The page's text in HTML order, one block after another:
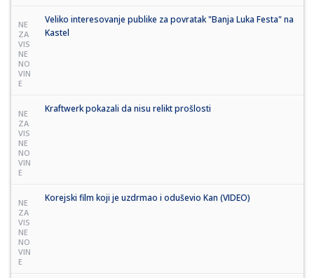
NE
ZA
VIS
NE
NO
VIN
E
Veliko interesovanje publike za povratak "Banja Luka Festa" na
Kastel
NE
ZA
VIS
NE
NO
VIN
E
Kraftwerk pokazali da nisu relikt prošlosti
NE
ZA
VIS
NE
NO
VIN
E
Korejski film koji je uzdrmao i oduševio Kan (VIDEO)